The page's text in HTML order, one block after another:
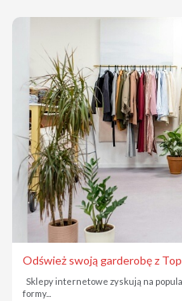
Odśwież swoją garderobę z
Sklepy internetowe zyskują na
formy...